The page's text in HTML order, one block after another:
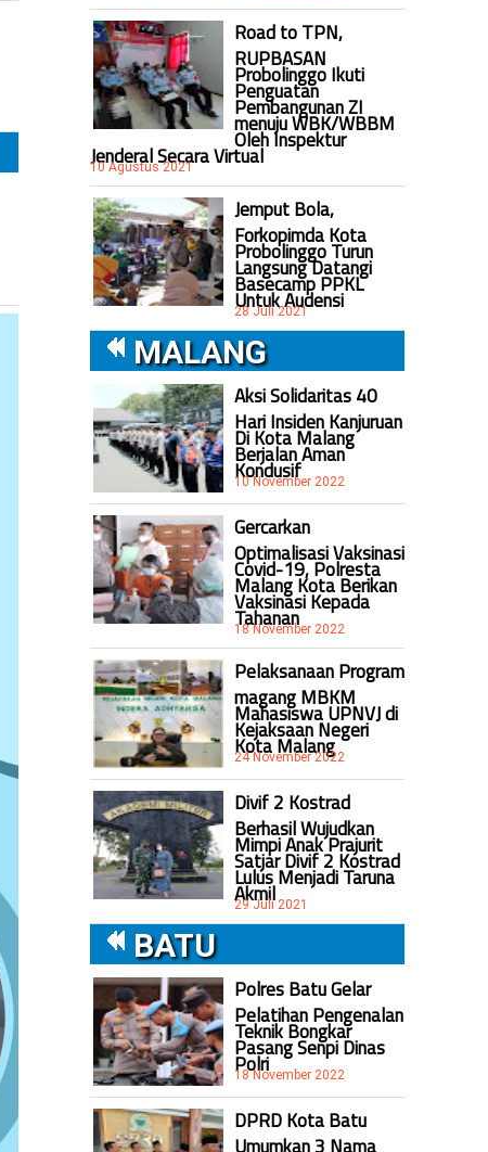
Road to TPN,
RUPBASAN
Probolinggo Ikuti
Penguatan
Pembangunan ZI
menuju WBK/WBBM
Oleh Inspektur
Jenderal Secara Virtual
10 Agustus 2021
Jemput Bola,
Forkopimda Kota
Probolinggo Turun
Langsung Datangi
Basecamp PPKL
Untuk Audensi
28 Juli 2021
MALANG
Aksi Solidaritas 40
Hari Insiden Kanjuruan
Di Kota Malang
Berjalan Aman
Kondusif
10 November 2022
Gercarkan
Optimalisasi Vaksinasi
Covid-19, Polresta
Malang Kota Berikan
Vaksinasi Kepada
Tahanan
18 November 2022
Pelaksanaan Program
magang MBKM
Mahasiswa UPNVJ di
Kejaksaan Negeri
Kota Malang
24 November 2022
Divif 2 Kostrad
Berhasil Wujudkan
Mimpi Anak Prajurit
Satjar Divif 2 Kostrad
Lulus Menjadi Taruna
Akmil
29 Juli 2021
BATU
Polres Batu Gelar
Pelatihan Pengenalan
Teknik Bongkar
Pasang Senpi Dinas
Polri
18 November 2022
DPRD Kota Batu
Umumkan 3 Nama